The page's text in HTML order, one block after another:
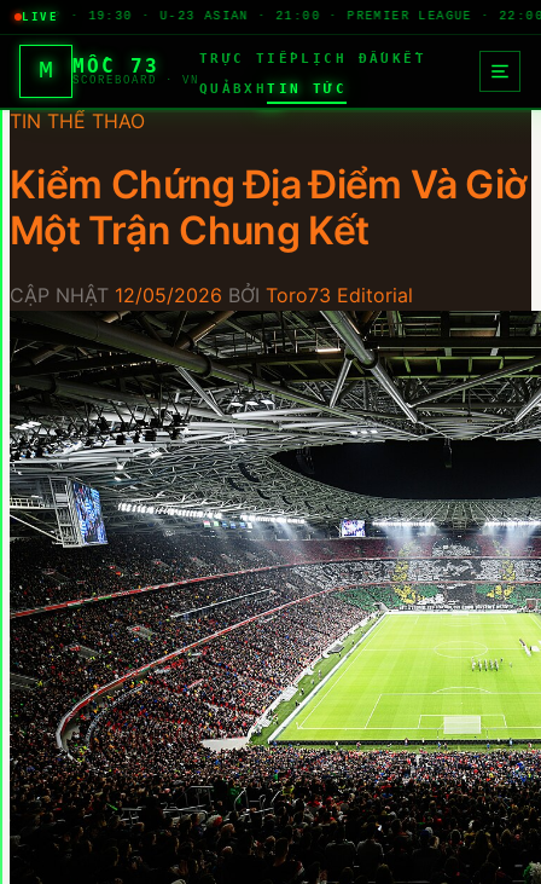
LIVE
CUP · 19:30 · U-23 ASIAN · 21:00 · PREMIER LEAGUE · 22:00
M MỐC 73
SCOREBOARD · VN
TRỰC TIẾP LỊCH ĐẤU KẾT
QUẢBXHTIN TỨC
TIN THỂ THAO
Kiểm Chứng Địa Điểm Và Giờ
Một Trận Chung Kết
CẬP NHẬT 12/05/2026 BỞI Toro73 Editorial